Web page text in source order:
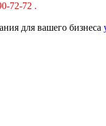
72-72 .
для вашего бизнеса